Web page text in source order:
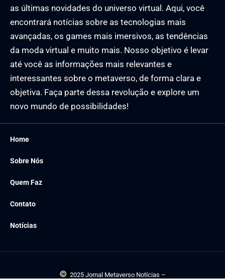
as últimas novidades do universo virtual. Aqui, você
encontrará notícias sobre as tecnologias mais
avançadas, os games mais imersivos, as tendências
da moda virtual e muito mais. Nosso objetivo é levar
até você as informações mais relevantes e
interessantes sobre o metaverso, de forma clara e
objetiva. Faça parte dessa revolução e explore um
novo mundo de possibilidades!
Home
Sobre Nós
Quem Faz
Contato
Notícias
© 2025 Jornal Metaverso Notícias –